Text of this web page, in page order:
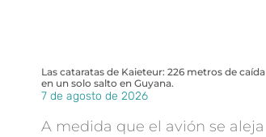
Las cataratas de Kaieteur: 226 metros de caída
en un solo salto en Guyana.
7 de agosto de 2026
A medida que el avión se aleja